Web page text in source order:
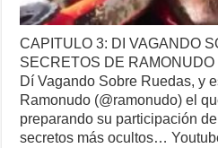
CAPITULO 3: DI VAGANDO
SECRETOS DE
Dí Vagando Sobre Ruedas, y
Ramonudo (@ramonudo) el
preparando su participación
secretos más ocultos…